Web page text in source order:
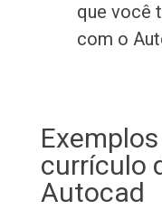
que você
com o
currículo
Autocad